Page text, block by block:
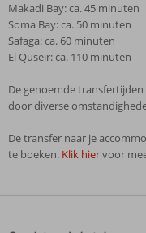
Makadi Bay: ca. 45 minuten
Soma Bay: ca. 50 minuten
Safaga: ca. 60 minuten
El Quseir: ca. 110 minuten
De genoemde
door diverse
De transfer naar je
te boeken. Klik hiervoor